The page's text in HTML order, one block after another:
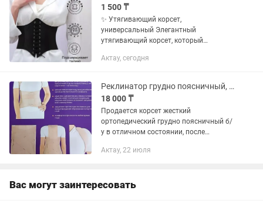
1 500 ₸
✨ Утягивающий корсет,
универсальный Элегантный
утягивающий корсет, который
силуэт 💫 Идеально подходит как для
образы. •...
Актау, сегодня
Реклинатор грудно поясничный, корсет ортопедический
18 000 ₸
Продается корсет жесткий
ортопедический грудно поясничный б/
у в отличном состоянии, после
Покупала очень дорого продам за
Актау, 22 июля
Вас могут заинтересовать